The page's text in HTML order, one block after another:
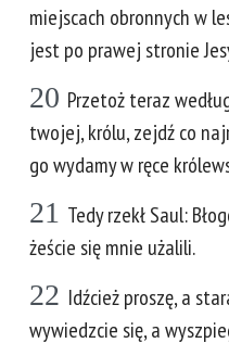
miejscach obronnych w
jest po prawej stronie
20 Przetoż teraz
twojej, królu, zejdź co
go wydamy w ręce
21 Tedy rzekł Saul:
żeście się mnie użalili.
22 Idźcież proszę, a
wywiedzcie się, a